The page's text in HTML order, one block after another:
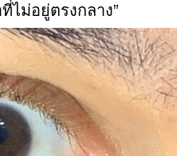
ไม่อยู่ตรงกลาง”